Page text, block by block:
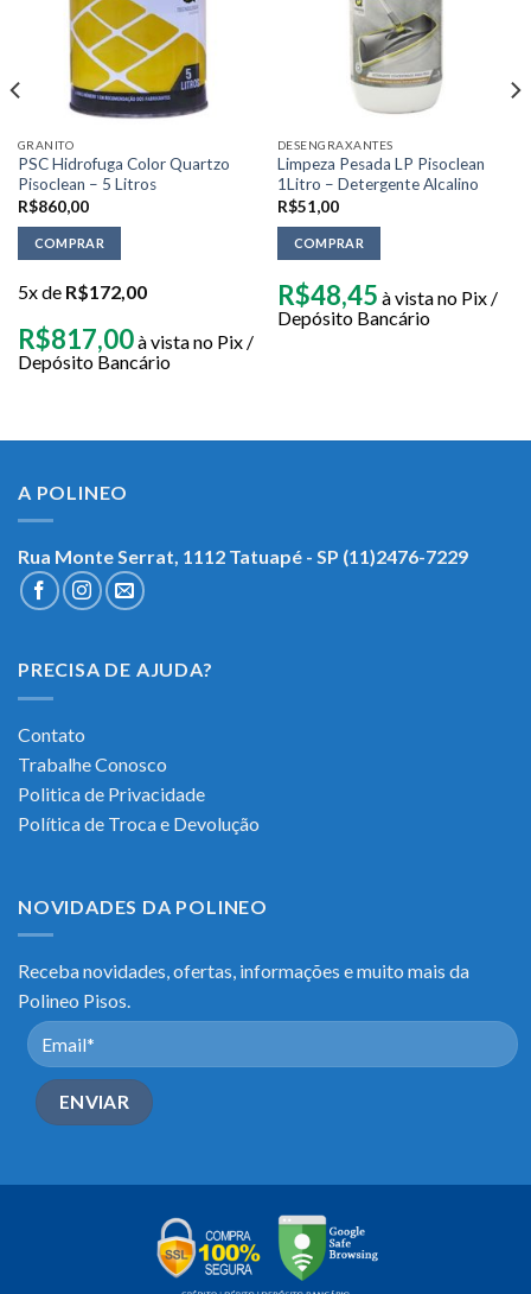
GRANITO
PSC Hidrofuga Color Quartzo
Pisoclean – 5 Litros
R$860,00
COMPRAR
5x de R$172,00
R$817,00à vista no Pix /
Depósito Bancário
DESENGRAXANTES
Limpeza Pesada LP Pisoclean
1Litro – Detergente Alcalino
R$51,00
COMPRAR
R$48,45 à vista no Pix /
Depósito Bancário
A POLINEO
Rua Monte Serrat, 1112 Tatuapé - SP (11)2476-7229
PRECISA DE AJUDA?
Contato
Trabalhe Conosco
Politica de Privacidade
Política de Troca e Devolução
NOVIDADES DA POLINEO
Receba novidades, ofertas, informações e muito mais da
Polineo Pisos.